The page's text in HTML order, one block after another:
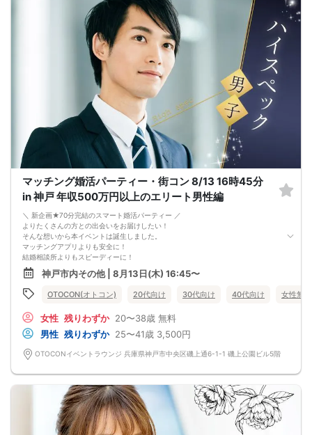
プロフィールカードを使用してお話ください。
気になる方にはアプローチカードを利用して連絡先を渡してみましょう！
※トークタイムは1回のみです。
・第一印象カード回収・返却
※お話しやすかった方のチェックはトークタイム中にお願い致します。
・リクエストカード記入
カップルを決める、最終投票カードです。
第一希望～第三希望までご記入頂けます。
・カップリング
カップルになられた方は、パーティー終了後
お二人でのお時間をお過ごしくださいませ。
※本イベントの最少催行人数は男女各3名です。
※参加人数や会場の都合により、やむを得ず開催中止と判断する場合がございま
その際は開始時刻の3時間前後にご連絡致します。
-------------------------------------------------------
当日の持ち物
・ご本人様確認書類（運転免許証・保険証など生年月日の記載がある公的な証明
書）を忘れずご持参ください。
※その他、各イベントの内容・注意事項の記載をご確認ください。
※クレジットカードなどはご本人様確認書類になりませんのでご注意ください。
・お飲み物
※アルコール飲料はお控えください。
-------------------------------------------------------
婚活パーティー 街コン お見合いパーティー
-------------------------------------------------------
マッチング婚活パーティー・街コン 8/13 16時45分
in 神戸 年収500万円以上のエリート男性編
＼ 新企画★70分完結のスマート婚活パーティー ／
よりたくさんの方との出会いをお届けしたい！
そんな想いから本イベントは誕生しました。
マッチングアプリよりも安全に！
結婚相談所よりもスピーディーに！
さらに、今までのパーティーよりもリーズナブルに！
この機会にぜひ、ご参加くださいませ♪
-------------------------------------------------------
婚活パーティーの流れ
15分前から受付です。
↓
・プロフィールカード記入
婚活に特化した、OTOCON（オトコン）オリジナルの内容です。
↓
・1対1の自己紹介タイム(約6～12分)
プロフィールカードを使用してお話ください。
気になる方にはアプローチカードを利用して連絡先を渡してみましょう！
※トークタイムは1回のみです。
神戸市内その他 | 8月13日(木) 16:45〜
OTOCON(オトコン) 20代向け 30代向け 40代向け 女性無料
女性 残りわずか 20〜38歳 無料
男性 残りわずか 25〜41歳 3,500円
OTOCONイベントラウンジ 兵庫県神戸市中央区磯上通6-1-1 磯上公園ビル5階